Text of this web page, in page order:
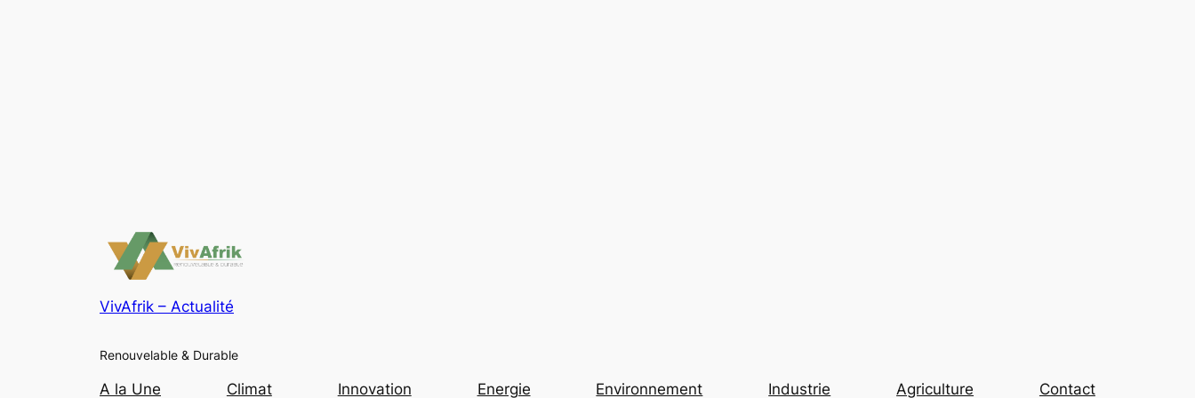
VivAfrik – Actualité
Renouvelable & Durable
A la Une Climat Innovation Energie Environnement Industrie Agriculture Contact